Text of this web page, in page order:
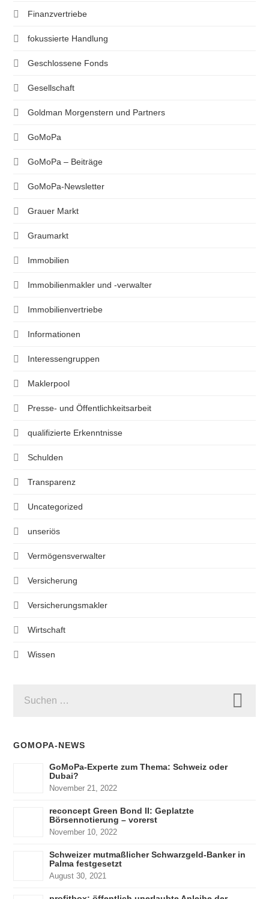
Finanzvertriebe
fokussierte Handlung
Geschlossene Fonds
Gesellschaft
Goldman Morgenstern und Partners
GoMoPa
GoMoPa – Beiträge
GoMoPa-Newsletter
Grauer Markt
Graumarkt
Immobilien
Immobilienmakler und -verwalter
Immobilienvertriebe
Informationen
Interessengruppen
Maklerpool
Presse- und Öffentlichkeitsarbeit
qualifizierte Erkenntnisse
Schulden
Transparenz
Uncategorized
unseriös
Vermögensverwalter
Versicherung
Versicherungsmakler
Wirtschaft
Wissen
NACH:
GOMOPA-NEWS
GoMoPa-Experte zum Thema: Schweiz oder
Dubai?
November 21, 2022
reconcept Green Bond II: Geplatzte
Börsennotierung – vorerst
November 10, 2022
Schweizer mutmaßlicher Schwarzgeld-Banker in
Palma festgesetzt
August 30, 2021